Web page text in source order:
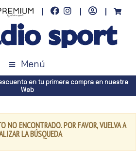
Menú
en tu primera compra en nuestra
Web
NO ENCONTRADO. POR FAVOR, VUELVA A
LA BÚSQUEDA